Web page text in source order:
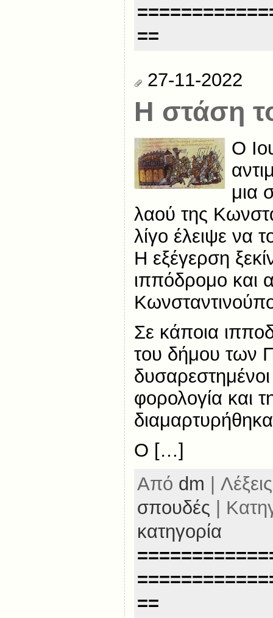
==
27-11-2022
Η στάση
Ο
μια
λαού της
λίγο έλειψε να
Η εξέγερση
ιππόδρομο και
Σε κάποια
του δήμου των
φορολογία και
Ο […]
Από dm |
σπουδές |
κατηγορία
==